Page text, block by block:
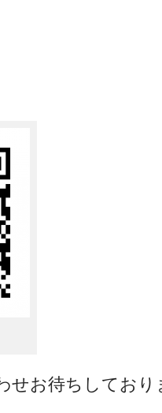
せお待ちしており